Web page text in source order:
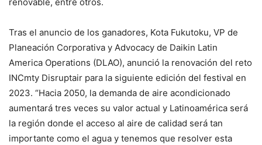
Tras el anuncio de los ganadores, Kota Fukutoku, VP de
Planeación Corporativa y Advocacy de Daikin Latin
America Operations (DLAO), anunció la renovación del reto
INCmty Disruptair para la siguiente edición del festival en
2023. “Hacia 2050, la demanda de aire acondicionado
aumentará tres veces su valor actual y Latinoamérica será
la región donde el acceso al aire de calidad será tan
importante como el agua y tenemos que resolver esta